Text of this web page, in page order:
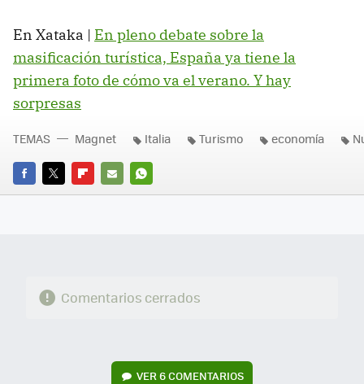
En Xataka | En pleno debate sobre la
masificación turística, España ya tiene la
primera foto de cómo va el verano. Y hay
sorpresas
FACEBOOK
TWITTERFLIPBOARD
E-
WHATSAPP
TEMAS Magnet Italia Turismo economía
Comentarios cerrados
VER 6 COMENTARIOS